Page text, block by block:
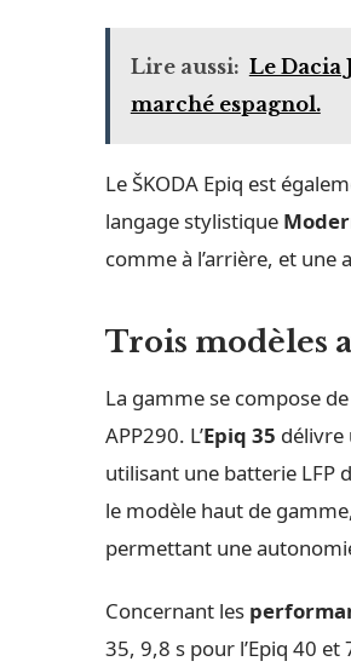
Lire aussi: Le Dacia
marché espagnol.
Le ŠKODA Epiq est
langage stylistique
comme à l’arrière, et une
Trois modèles
La gamme se compose
APP290. L’Epiq 35 délivre
utilisant une batterie LFP
le modèle haut de
permettant une
Concernant les
35, 9,8 s pour l’Epiq 40